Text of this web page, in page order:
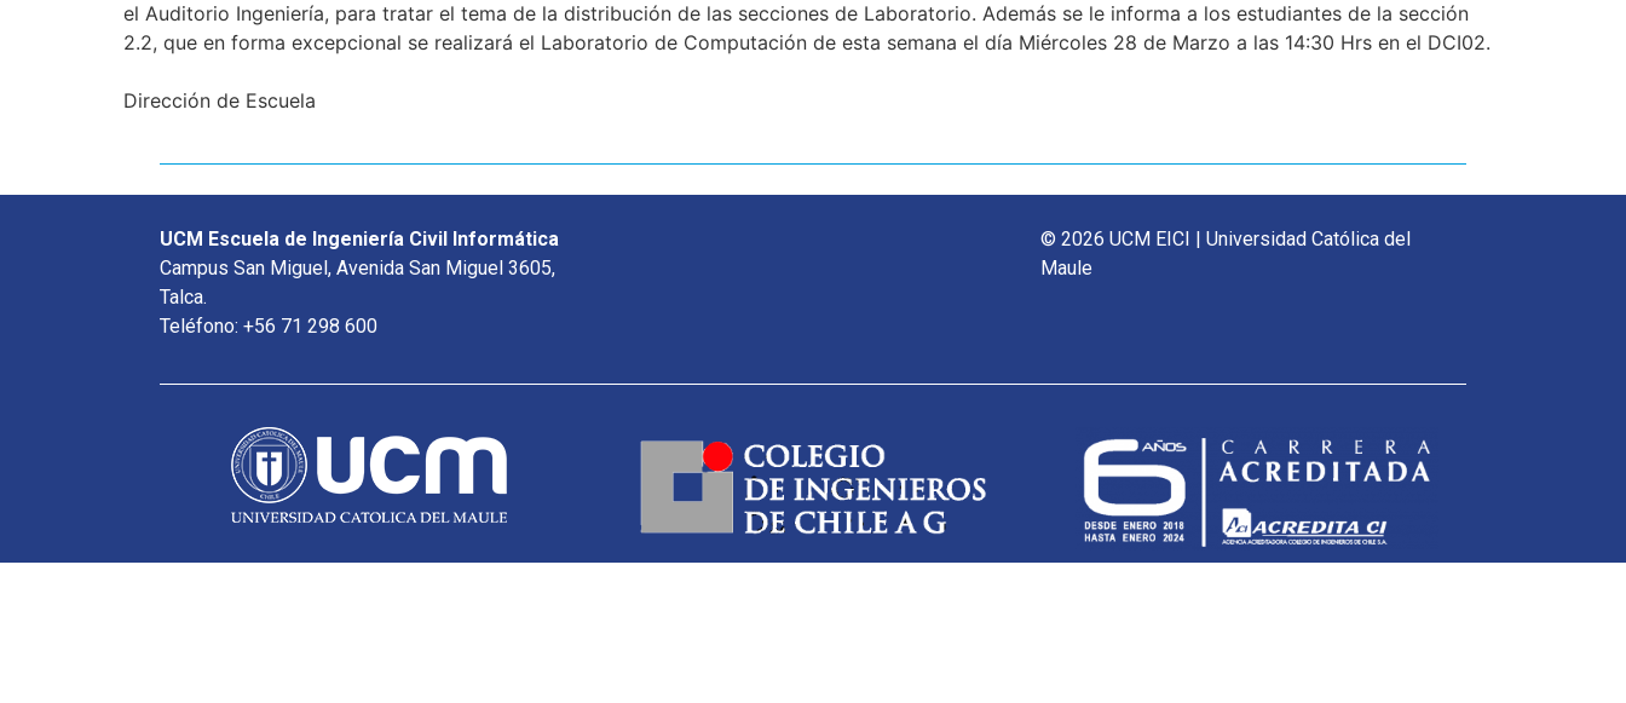
el Auditorio Ingeniería, para tratar el tema de la distribución de las secciones de Laboratorio. Además se le informa a los estudiantes de la sección
2.2, que en forma excepcional se realizará el Laboratorio de Computación de esta semana el día Miércoles 28 de Marzo a las 14:30 Hrs en el DCI02.
Dirección de Escuela
UCM Escuela de Ingeniería Civil Informática
Campus San Miguel, Avenida San Miguel 3605,
Talca.
Teléfono: +56 71 298 600
© 2026 UCM EICI | Universidad Católica del
Maule